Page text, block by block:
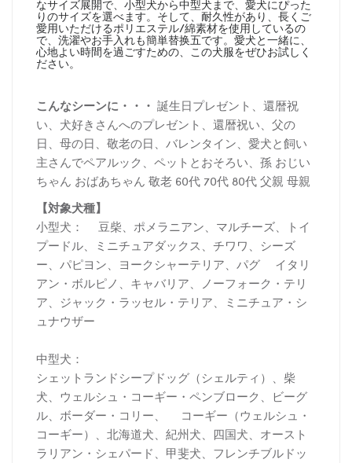
なサイズ展開で、小型犬から中型犬まで、愛犬にぴった
りのサイズを選べます。そして、耐久性があり、長くご
愛用いただけるポリエステル/綿素材を使用しているの
で、洗濯やお手入れも簡単替换五です。愛犬と一緒に、
心地よい時間を過ごすための、この犬服をぜひお試しく
ださい。
こんなシーンに・・・ 誕生日プレゼント、還暦祝
い、犬好きさんへのプレゼント、還暦祝い、父の
日、母の日、敬老の日、バレンタイン、愛犬と飼い
主さんでペアルック、ペットとおそろい、孫 おじい
ちゃん おばあちゃん 敬老 60代 70代 80代 父親 母親
【対象犬種】
小型犬： 豆柴、ポメラニアン、マルチーズ、トイ
プードル、ミニチュアダックス、チワワ、シーズ
ー、パピヨン、ヨークシャーテリア、パグ イタリ
アン・ボルピノ、キャバリア、ノーフォーク・テリ
ア、ジャック・ラッセル・テリア、ミニチュア・シ
ュナウザー
中型犬：
シェットランドシープドッグ（シェルティ）、柴
犬、ウェルシュ・コーギー・ペンブローク、ビーグ
ル、ボーダー・コリー、 コーギー（ウェルシュ・
コーギー）、北海道犬、紀州犬、四国犬、オースト
ラリアン・シェパード、甲斐犬、フレンチブルドッ